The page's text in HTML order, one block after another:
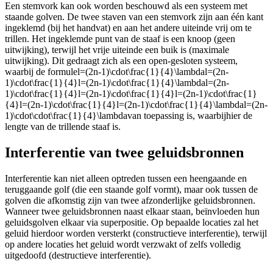
Een stemvork kan ook worden beschouwd als een systeem met
staande golven. De twee staven van een stemvork zijn aan één kant
ingeklemd (bij het handvat) en aan het andere uiteinde vrij om te
trillen. Het ingeklemde punt van de staaf is een knoop (geen
uitwijking), terwijl het vrije uiteinde een buik is (maximale
uitwijking). Dit gedraagt zich als een open-gesloten systeem,
waarbij de formulel=(2n-1)\cdot\frac{1}{4}\lambdal=(2n-
1)\cdot\frac{1}{4}l=(2n-1)\cdot\frac{1}{4}\lambdal=(2n-
1)\cdot\frac{1}{4}l=(2n-1)\cdot\frac{1}{4}l=(2n-1)\cdot\frac{1}
{4}l=(2n-1)\cdot\frac{1}{4}l=(2n-1)\cdot\frac{1}{4}\lambdal=(2n-
1)\cdot\cdot\frac{1}{4}\lambdavan toepassing is, waarbijhier de
lengte van de trillende staaf is.
Interferentie van twee geluidsbronnen
Interferentie kan niet alleen optreden tussen een heengaande en
teruggaande golf (die een staande golf vormt), maar ook tussen de
golven die afkomstig zijn van twee afzonderlijke geluidsbronnen.
Wanneer twee geluidsbronnen naast elkaar staan, beïnvloeden hun
geluidsgolven elkaar via superpositie. Op bepaalde locaties zal het
geluid hierdoor worden versterkt (constructieve interferentie), terwijl
op andere locaties het geluid wordt verzwakt of zelfs volledig
uitgedoofd (destructieve interferentie).